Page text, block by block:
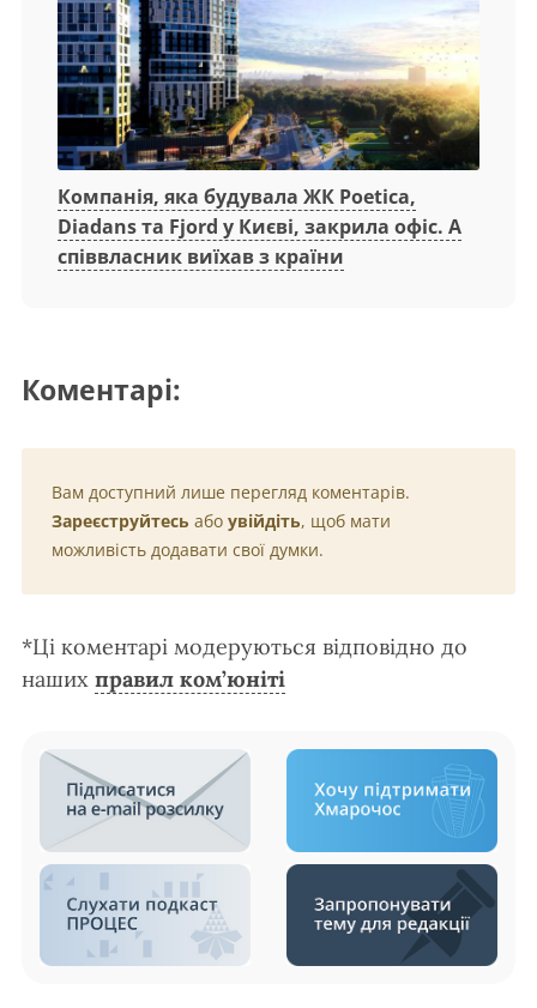
Компанія, яка будувала ЖК Poetica,
Diadans та Fjord у Києві, закрила офіс. А
співвласник виїхав з країни
Коментарі:
Вам доступний лише перегляд коментарів.
Зареєструйтесь або увійдіть, щоб мати
можливість додавати свої думки.
*Ці коментарі модеруються відповідно до
наших правил ком’юніті